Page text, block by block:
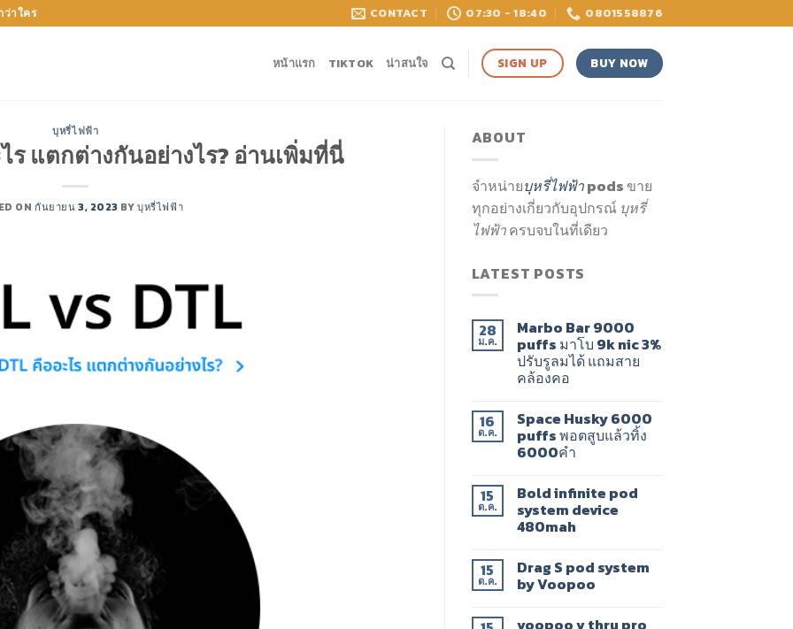
าใคร CONTACT 07:30 - 18:40 0801558876
หน้าแรก TIKTOK น่าสนใจ SIGN UP BUY NOW
บุหรี่ไฟฟ้า
ร แตกต่างกันอย่างไร? อ่านเพิ่มที่นี่
ON กันยายน 3, 2023 BYบุหรี่ไฟฟ้า
ABOUT
จำหน่ายบุหรี่ไฟฟ้าpods ขาย
ทุกอย่างเกี่ยวกับอุปกรณ์ บุหรี่
ไฟฟ้าครบจบในที่เดียว
LATEST POSTS
28
ม.ค.
Marbo Bar 9000
puffs มาโบ 9k nic 3%
ปรับรูลมได้ แถมสาย
คล้องคอ
16
ต.ค.
Space Husky 6000
puffs พอตสูบแล้วทิ้ง
6000คำ
15
ต.ค.
Bold infinite pod
system device
480mah
15
ต.ค.
Drag​ S pod system
by Voopoo​
voopoo v thru pro